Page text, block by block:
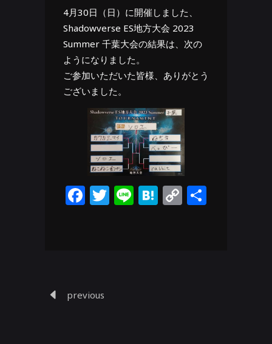
4月30日（日）に開催しました、
Shadowverse ES地方大会 2023
Summer 千葉大会の結果は、次の
ようになりました。
ご参加いただいた皆様、ありがとう
ございました。
Facebook
Twitter
LineHatena
Copy
previous